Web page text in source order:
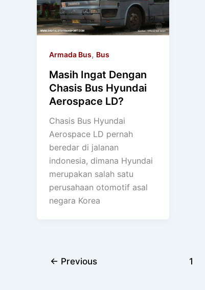
Armada Bus, Bus
Masih Ingat Dengan
Chasis Bus Hyundai
Aerospace LD?
Chasis Bus Hyundai
Aerospace LD pernah
beredar di jalanan
indonesia, dimana Hyundai
merupakan salah satu
perusahaan otomotif asal
negara Korea
← Previous 1